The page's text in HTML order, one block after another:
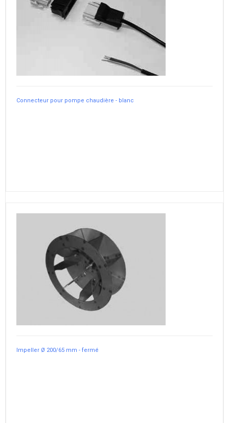
Connecteur pour pompe chaudière - blanc
Impeller Ø 200/65 mm - fermé